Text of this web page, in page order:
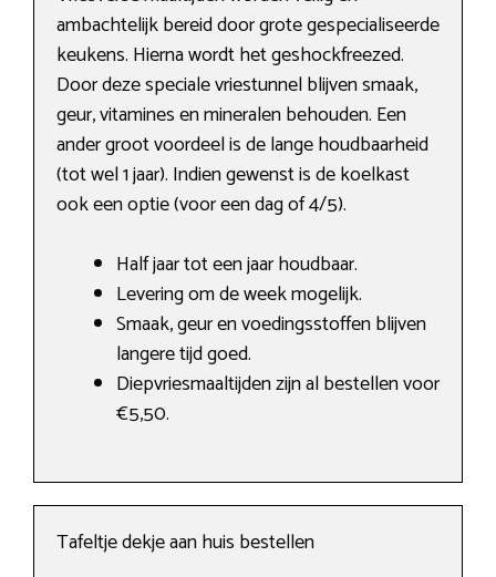
ambachtelijk bereid door grote gespecialiseerde
keukens. Hierna wordt het geshockfreezed.
Door deze speciale vriestunnel blijven smaak,
geur, vitamines en mineralen behouden. Een
ander groot voordeel is de lange houdbaarheid
(tot wel 1 jaar). Indien gewenst is de koelkast
ook een optie (voor een dag of 4/5).
Half jaar tot een jaar houdbaar.
Levering om de week mogelijk.
Smaak, geur en voedingsstoffen blijven
langere tijd goed.
Diepvriesmaaltijden zijn al bestellen voor
€5,50.
Tafeltje dekje aan huis bestellen